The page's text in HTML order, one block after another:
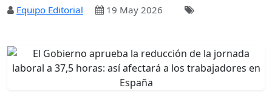
Equipo Editorial 19 May 2026